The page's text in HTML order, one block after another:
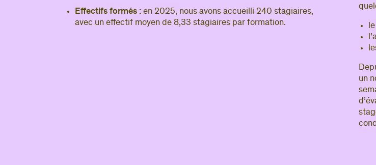
Effectifs formés :en 2025, nous avons accueilli 240 stagiaires,
avec un effectif moyen de 8,33 stagiaires par formation.
un